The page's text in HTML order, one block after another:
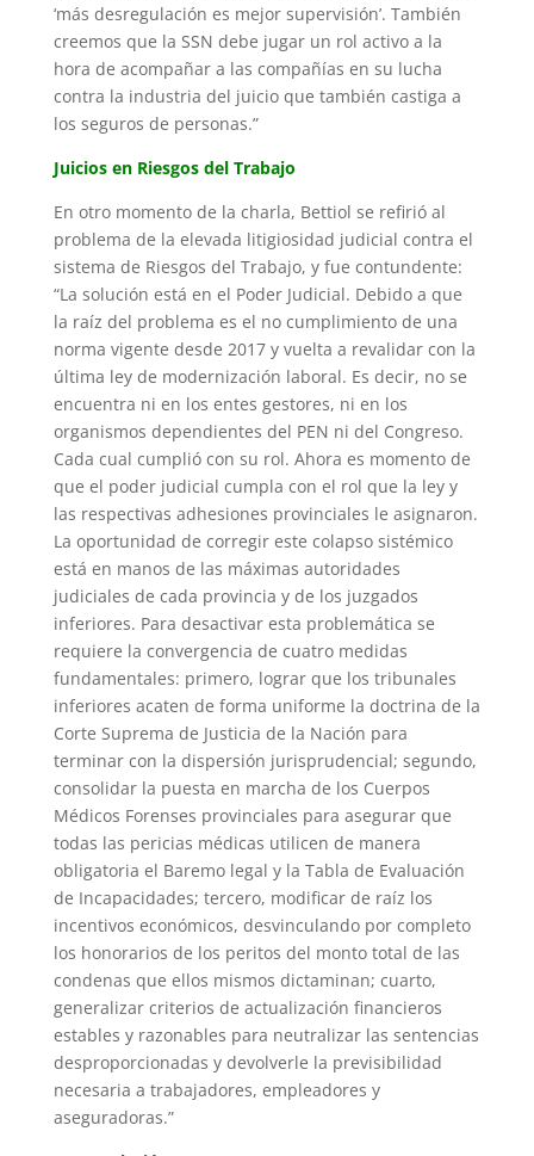
‘más desregulación es mejor supervisión’. También
creemos que la SSN debe jugar un rol activo a la
hora de acompañar a las compañías en su lucha
contra la industria del juicio que también castiga a
los seguros de personas.”
Juicios en Riesgos del Trabajo
En otro momento de la charla, Bettiol se refirió al
problema de la elevada litigiosidad judicial contra el
sistema de Riesgos del Trabajo, y fue contundente:
“La solución está en el Poder Judicial. Debido a que
la raíz del problema es el no cumplimiento de una
norma vigente desde 2017 y vuelta a revalidar con la
última ley de modernización laboral. Es decir, no se
encuentra ni en los entes gestores, ni en los
organismos dependientes del PEN ni del Congreso.
Cada cual cumplió con su rol. Ahora es momento de
que el poder judicial cumpla con el rol que la ley y
las respectivas adhesiones provinciales le asignaron.
La oportunidad de corregir este colapso sistémico
está en manos de las máximas autoridades
judiciales de cada provincia y de los juzgados
inferiores. Para desactivar esta problemática se
requiere la convergencia de cuatro medidas
fundamentales: primero, lograr que los tribunales
inferiores acaten de forma uniforme la doctrina de la
Corte Suprema de Justicia de la Nación para
terminar con la dispersión jurisprudencial; segundo,
consolidar la puesta en marcha de los Cuerpos
Médicos Forenses provinciales para asegurar que
todas las pericias médicas utilicen de manera
obligatoria el Baremo legal y la Tabla de Evaluación
de Incapacidades; tercero, modificar de raíz los
incentivos económicos, desvinculando por completo
los honorarios de los peritos del monto total de las
condenas que ellos mismos dictaminan; cuarto,
generalizar criterios de actualización financieros
estables y razonables para neutralizar las sentencias
desproporcionadas y devolverle la previsibilidad
necesaria a trabajadores, empleadores y
aseguradoras.”